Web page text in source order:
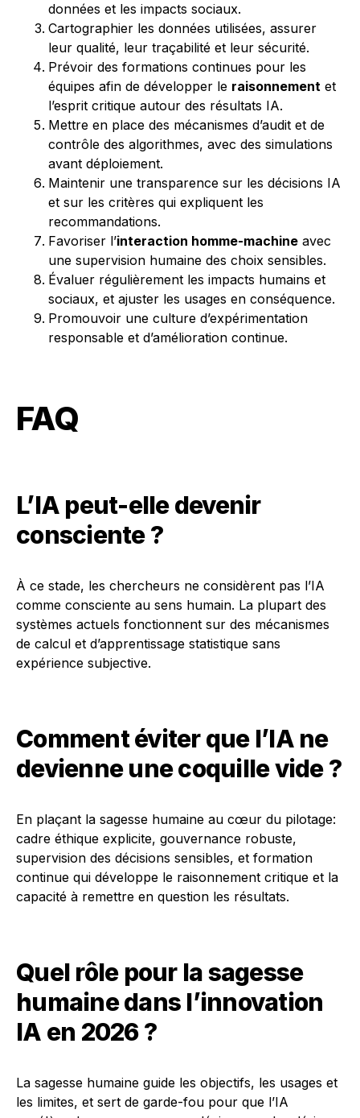
données et les impacts sociaux.
Cartographier les données utilisées, assurer
leur qualité, leur traçabilité et leur sécurité.
Prévoir des formations continues pour les
équipes afin de développer le raisonnement et
l’esprit critique autour des résultats IA.
Mettre en place des mécanismes d’audit et de
contrôle des algorithmes, avec des simulations
avant déploiement.
Maintenir une transparence sur les décisions IA
et sur les critères qui expliquent les
recommandations.
Favoriser l’interaction homme-machine avec
une supervision humaine des choix sensibles.
Évaluer régulièrement les impacts humains et
sociaux, et ajuster les usages en conséquence.
Promouvoir une culture d’expérimentation
responsable et d’amélioration continue.
FAQ
L’IA peut-elle devenir
consciente ?
À ce stade, les chercheurs ne considèrent pas l’IA
comme consciente au sens humain. La plupart des
systèmes actuels fonctionnent sur des mécanismes
de calcul et d’apprentissage statistique sans
expérience subjective.
Comment éviter que l’IA ne
devienne une coquille vide ?
En plaçant la sagesse humaine au cœur du pilotage:
cadre éthique explicite, gouvernance robuste,
supervision des décisions sensibles, et formation
continue qui développe le raisonnement critique et la
capacité à remettre en question les résultats.
Quel rôle pour la sagesse
humaine dans l’innovation
IA en 2026 ?
La sagesse humaine guide les objectifs, les usages et
les limites, et sert de garde-fou pour que l’IA